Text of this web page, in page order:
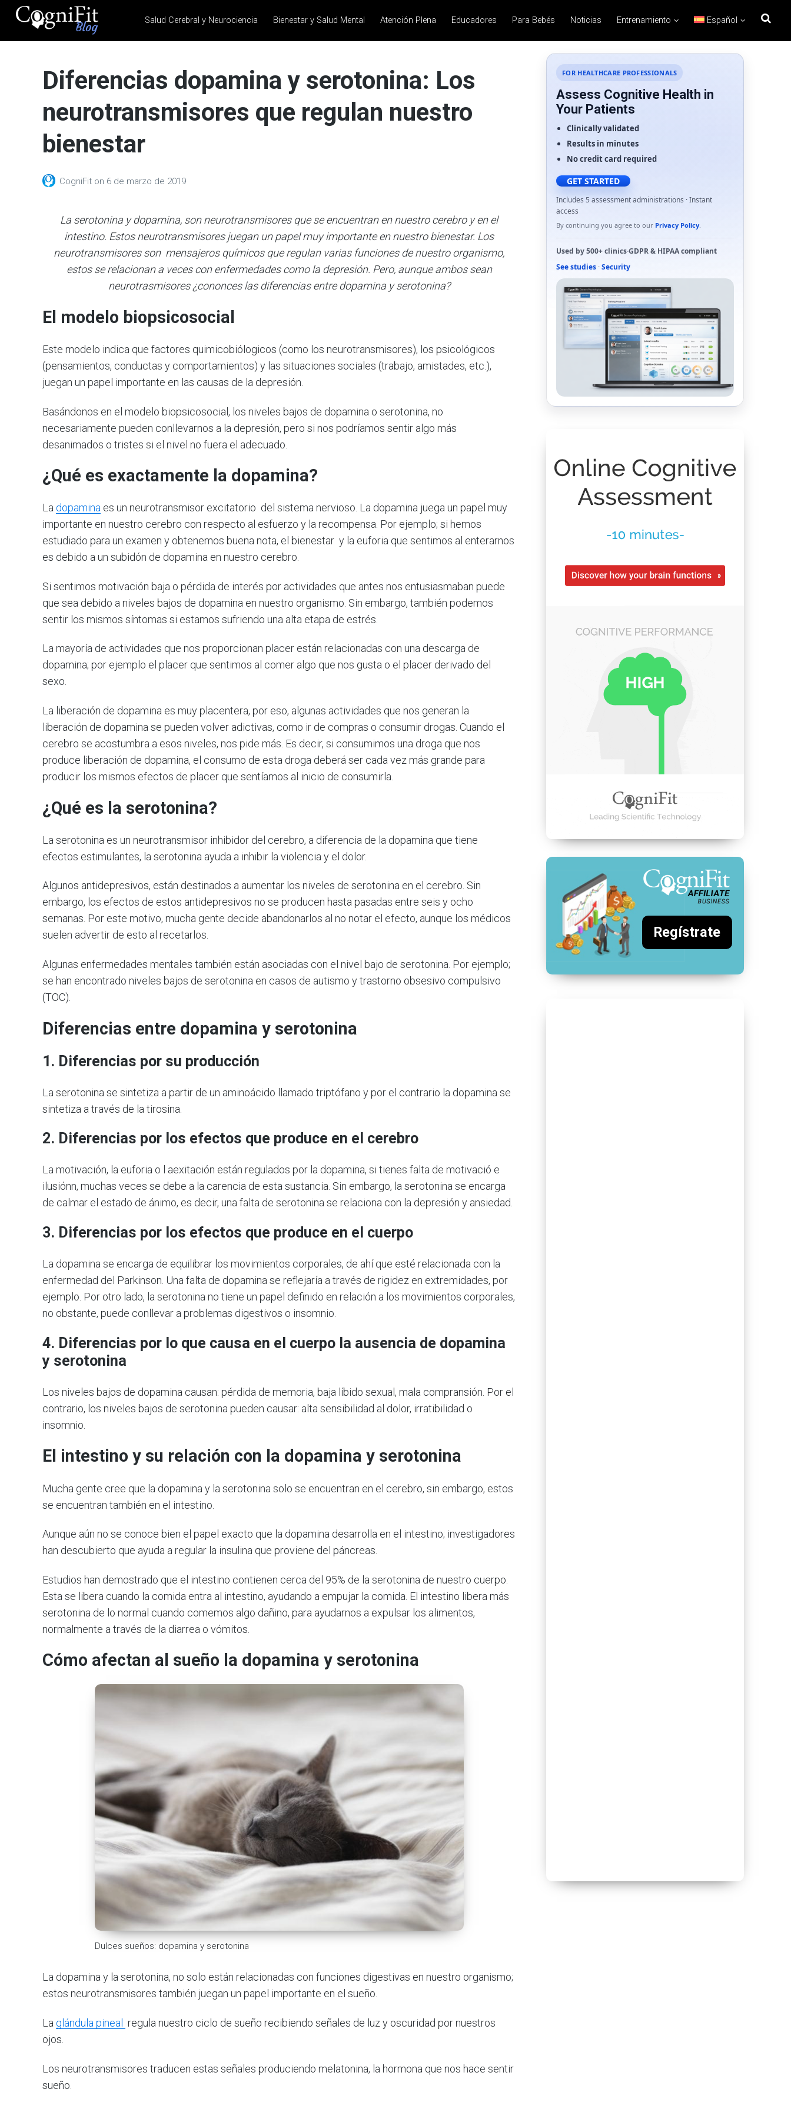
CogniFit
Health
Brain Training, Mental
Salud Cerebral y Neurociencia Bienestar y Salud Mental Atención Plena Educadores Para Bebés Noticias Entrenamiento Español
Diferencias dopamina y serotonina: Los
neurotransmisores que regulan nuestro
bienestar
CogniFit on 6 de marzo de 2019
La serotonina y dopamina, son neurotransmisores que se encuentran en nuestro cerebro y en el
intestino. Estos neurotransmisores juegan un papel muy importante en nuestro bienestar. Los
neurotransmisores son mensajeros químicos que regulan varias funciones de nuestro organismo,
estos se relacionan a veces con enfermedades como la depresión. Pero, aunque ambos sean
neurotrasmisores ¿cononces las diferencias entre dopamina y serotonina?
El modelo biopsicosocial
Este modelo indica que factores quimicobiólogicos (como los neurotransmisores), los psicológicos
(pensamientos, conductas y comportamientos) y las situaciones sociales (trabajo, amistades, etc.),
juegan un papel importante en las causas de la depresión.
Basándonos en el modelo biopsicosocial, los niveles bajos de dopamina o serotonina, no
necesariamente pueden conllevarnos a la depresión, pero si nos podríamos sentir algo más
desanimados o tristes si el nivel no fuera el adecuado.
¿Qué es exactamente la dopamina?
La dopamina es un neurotransmisor excitatorio del sistema nervioso. La dopamina juega un papel muy
importante en nuestro cerebro con respecto al esfuerzo y la recompensa. Por ejemplo; si hemos
estudiado para un examen y obtenemos buena nota, el bienestar y la euforia que sentimos al enterarnos
es debido a un subidón de dopamina en nuestro cerebro.
Si sentimos motivación baja o pérdida de interés por actividades que antes nos entusiasmaban puede
que sea debido a niveles bajos de dopamina en nuestro organismo. Sin embargo, también podemos
sentir los mismos síntomas si estamos sufriendo una alta etapa de estrés.
La mayoría de actividades que nos proporcionan placer están relacionadas con una descarga de
dopamina; por ejemplo el placer que sentimos al comer algo que nos gusta o el placer derivado del
sexo.
La liberación de dopamina es muy placentera, por eso, algunas actividades que nos generan la
liberación de dopamina se pueden volver adictivas, como ir de compras o consumir drogas. Cuando el
cerebro se acostumbra a esos niveles, nos pide más. Es decir, si consumimos una droga que nos
produce liberación de dopamina, el consumo de esta droga deberá ser cada vez más grande para
producir los mismos efectos de placer que sentíamos al inicio de consumirla.
¿Qué es la serotonina?
La serotonina es un neurotransmisor inhibidor del cerebro, a diferencia de la dopamina que tiene
efectos estimulantes, la serotonina ayuda a inhibir la violencia y el dolor.
Algunos antidepresivos, están destinados a aumentar los niveles de serotonina en el cerebro. Sin
embargo, los efectos de estos antidepresivos no se producen hasta pasadas entre seis y ocho
semanas. Por este motivo, mucha gente decide abandonarlos al no notar el efecto, aunque los médicos
suelen advertir de esto al recetarlos.
Algunas enfermedades mentales también están asociadas con el nivel bajo de serotonina. Por ejemplo;
se han encontrado niveles bajos de serotonina en casos de autismo y trastorno obsesivo compulsivo
(TOC).
Diferencias entre dopamina y serotonina
1. Diferencias por su producción
La serotonina se sintetiza a partir de un aminoácido llamado triptófano y por el contrario la dopamina se
sintetiza a través de la tirosina.
2. Diferencias por los efectos que produce en el cerebro
La motivación, la euforia o l aexitación están regulados por la dopamina, si tienes falta de motivació e
ilusiónn, muchas veces se debe a la carencia de esta sustancia. Sin embargo, la serotonina se encarga
de calmar el estado de ánimo, es decir, una falta de serotonina se relaciona con la depresión y ansiedad.
3. Diferencias por los efectos que produce en el cuerpo
La dopamina se encarga de equilibrar los movimientos corporales, de ahí que esté relacionada con la
enfermedad del Parkinson. Una falta de dopamina se reflejaría a través de rigidez en extremidades, por
ejemplo. Por otro lado, la serotonina no tiene un papel definido en relación a los movimientos corporales,
no obstante, puede conllevar a problemas digestivos o insomnio.
4. Diferencias por lo que causa en el cuerpo la ausencia de dopamina
y serotonina
Los niveles bajos de dopamina causan: pérdida de memoria, baja líbido sexual, mala compransión. Por el
contrario, los niveles bajos de serotonina pueden causar: alta sensibilidad al dolor, irratibilidad o
insomnio.
El intestino y su relación con la dopamina y serotonina
Mucha gente cree que la dopamina y la serotonina solo se encuentran en el cerebro, sin embargo, estos
se encuentran también en el intestino.
Aunque aún no se conoce bien el papel exacto que la dopamina desarrolla en el intestino; investigadores
han descubierto que ayuda a regular la insulina que proviene del páncreas.
Estudios han demostrado que el intestino contienen cerca del 95% de la serotonina de nuestro cuerpo.
Esta se libera cuando la comida entra al intestino, ayudando a empujar la comida. El intestino libera más
serotonina de lo normal cuando comemos algo dañino, para ayudarnos a expulsar los alimentos,
normalmente a través de la diarrea o vómitos.
Cómo afectan al sueño la dopamina y serotonina
Dulces sueños: dopamina y serotonina
La dopamina y la serotonina, no solo están relacionadas con funciones digestivas en nuestro organismo;
estos neurotransmisores también juegan un papel importante en el sueño.
La glándula pineal
regula nuestro ciclo de sueño recibiendo señales de luz y oscuridad por nuestros
ojos.
Los neurotransmisores traducen estas señales produciendo melatonina, la hormona que nos hace sentir
sueño.
FOR HEALTHCARE PROFESSIONALS
Assess Cognitive Health in
Your Patients
Clinically validated
Results in minutes
No credit card required
GET STARTED
Includes 5 assessment administrations · Instant
access
By continuing you agree to our Privacy Policy.
Used by500+ clinics·GDPR& HIPAAcompliant
See studies · Security
Regístrate